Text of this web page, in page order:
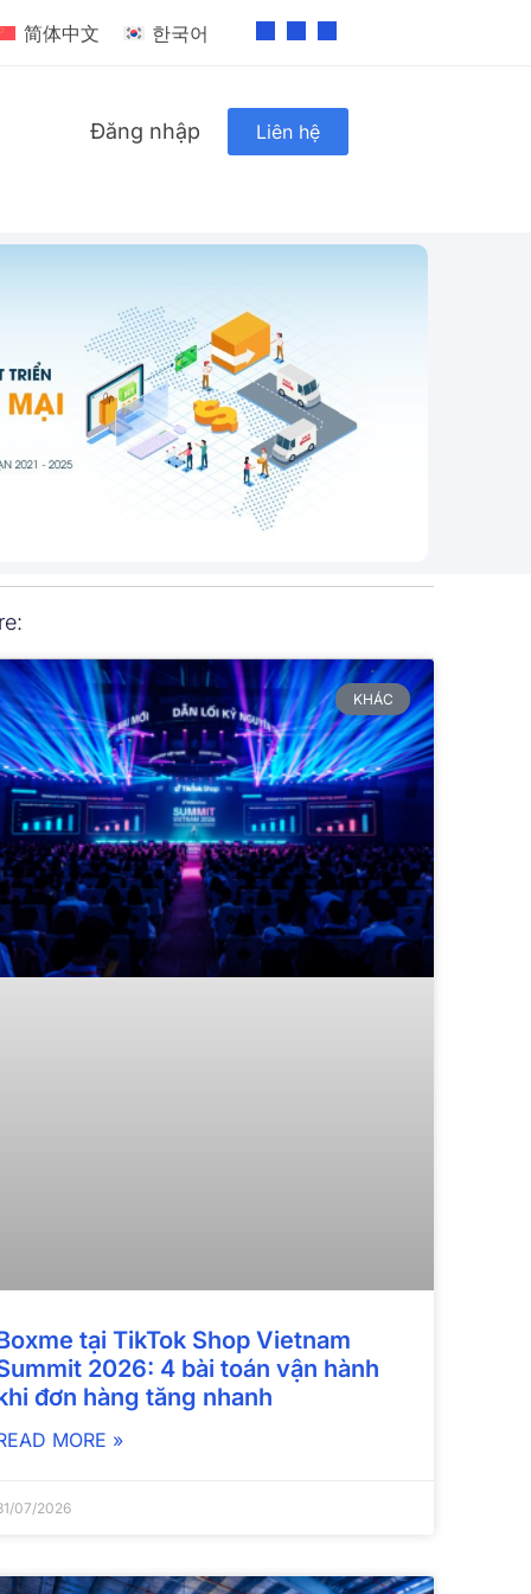
简体中文 한국어
Đăng nhập Liên hệ
KHÁC
tại TikTok Shop Vietnam
2026: 4 bài toán vận hành
đơn hàng tăng nhanh
MORE »
07/2026